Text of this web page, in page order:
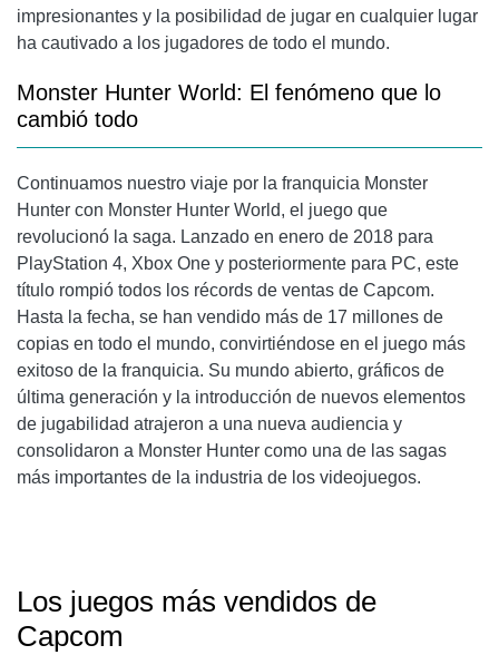
impresionantes y la posibilidad de jugar en cualquier lugar
ha cautivado a los jugadores de todo el mundo.
Monster Hunter World: El fenómeno que lo
cambió todo
Continuamos nuestro viaje por la franquicia Monster
Hunter con Monster Hunter World, el juego que
revolucionó la saga. Lanzado en enero de 2018 para
PlayStation 4, Xbox One y posteriormente para PC, este
título rompió todos los récords de ventas de Capcom.
Hasta la fecha, se han vendido más de 17 millones de
copias en todo el mundo, convirtiéndose en el juego más
exitoso de la franquicia. Su mundo abierto, gráficos de
última generación y la introducción de nuevos elementos
de jugabilidad atrajeron a una nueva audiencia y
consolidaron a Monster Hunter como una de las sagas
más importantes de la industria de los videojuegos.
Los juegos más vendidos de
Capcom